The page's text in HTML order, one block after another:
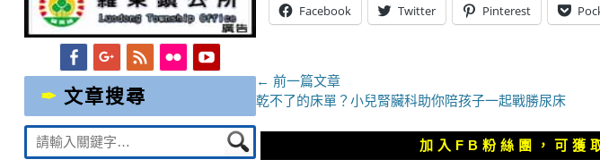
Facebook Twitter Pinterest
文
章
← 前一篇文章
上
一
文
乾不了的床單？小兒腎臟科助你陪孩子一起戰勝尿床
加入FB粉絲團，可獲
FacebookGoogleplus
FeedFlickrYouTube
文章搜尋
Suche
nach: